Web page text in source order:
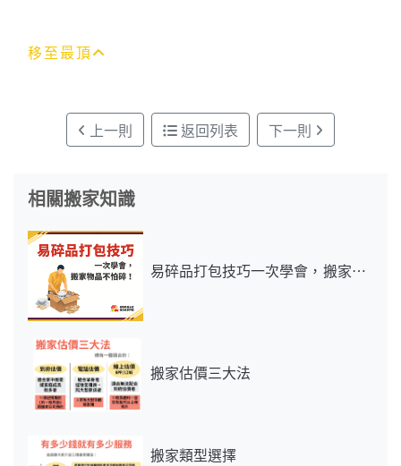
移至最頂
上一則 返回列表 下一則
相關搬家知識
易碎品打包技巧一次學會，搬家物
搬家估價三大法
搬家類型選擇